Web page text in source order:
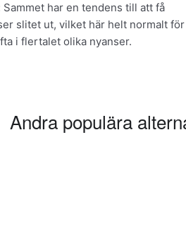
har en tendens till att få
slitet ut, vilket här helt normalt för
i flertalet olika nyanser.
Andra populära